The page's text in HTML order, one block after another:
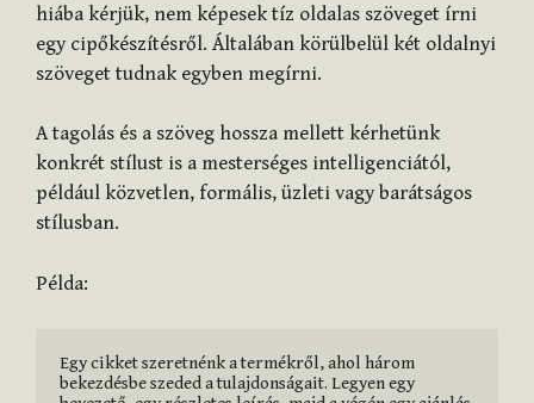
hiába kérjük, nem képesek tíz oldalas szöveget írni
egy cipőkészítésről. Általában körülbelül két oldalnyi
szöveget tudnak egyben megírni.
A tagolás és a szöveg hossza mellett kérhetünk
konkrét stílust is a mesterséges intelligenciától,
például közvetlen, formális, üzleti vagy barátságos
stílusban.
Példa:
Egy cikket szeretnénk a termékről, ahol három
bekezdésbe szeded a tulajdonságait. Legyen egy